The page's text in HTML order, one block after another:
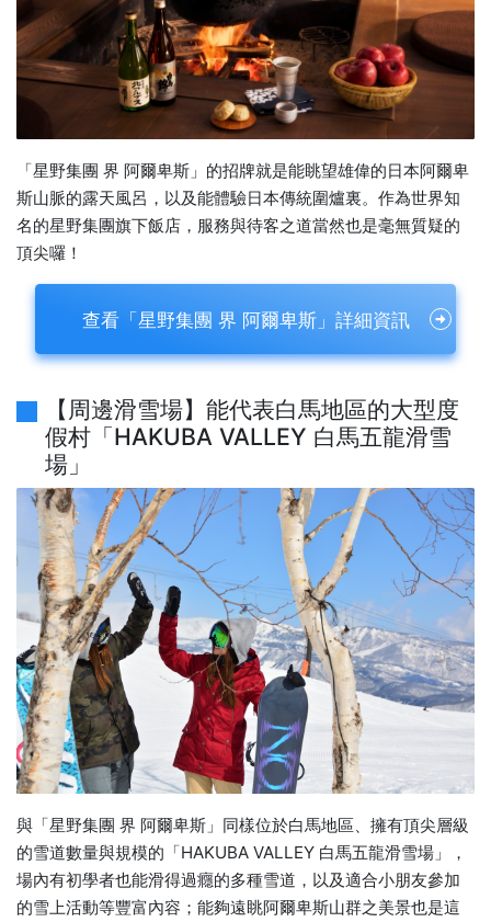
「星野集團 界 阿爾卑斯」的招牌就是能眺望雄偉的日本阿爾卑
斯山脈的露天風呂，以及能體驗日本傳統圍爐裏。作為世界知
名的星野集團旗下飯店，服務與待客之道當然也是毫無質疑的
頂尖囉！
查看「星野集團 界 阿爾卑斯」詳細資訊
【周邊滑雪場】能代表白馬地區的大型度
假村「HAKUBA VALLEY 白馬五龍滑雪
場」
與「星野集團 界 阿爾卑斯」同樣位於白馬地區、擁有頂尖層級
的雪道數量與規模的「HAKUBA VALLEY 白馬五龍滑雪場」，
場內有初學者也能滑得過癮的多種雪道，以及適合小朋友參加
的雪上活動等豐富內容；能夠遠眺阿爾卑斯山群之美景也是這